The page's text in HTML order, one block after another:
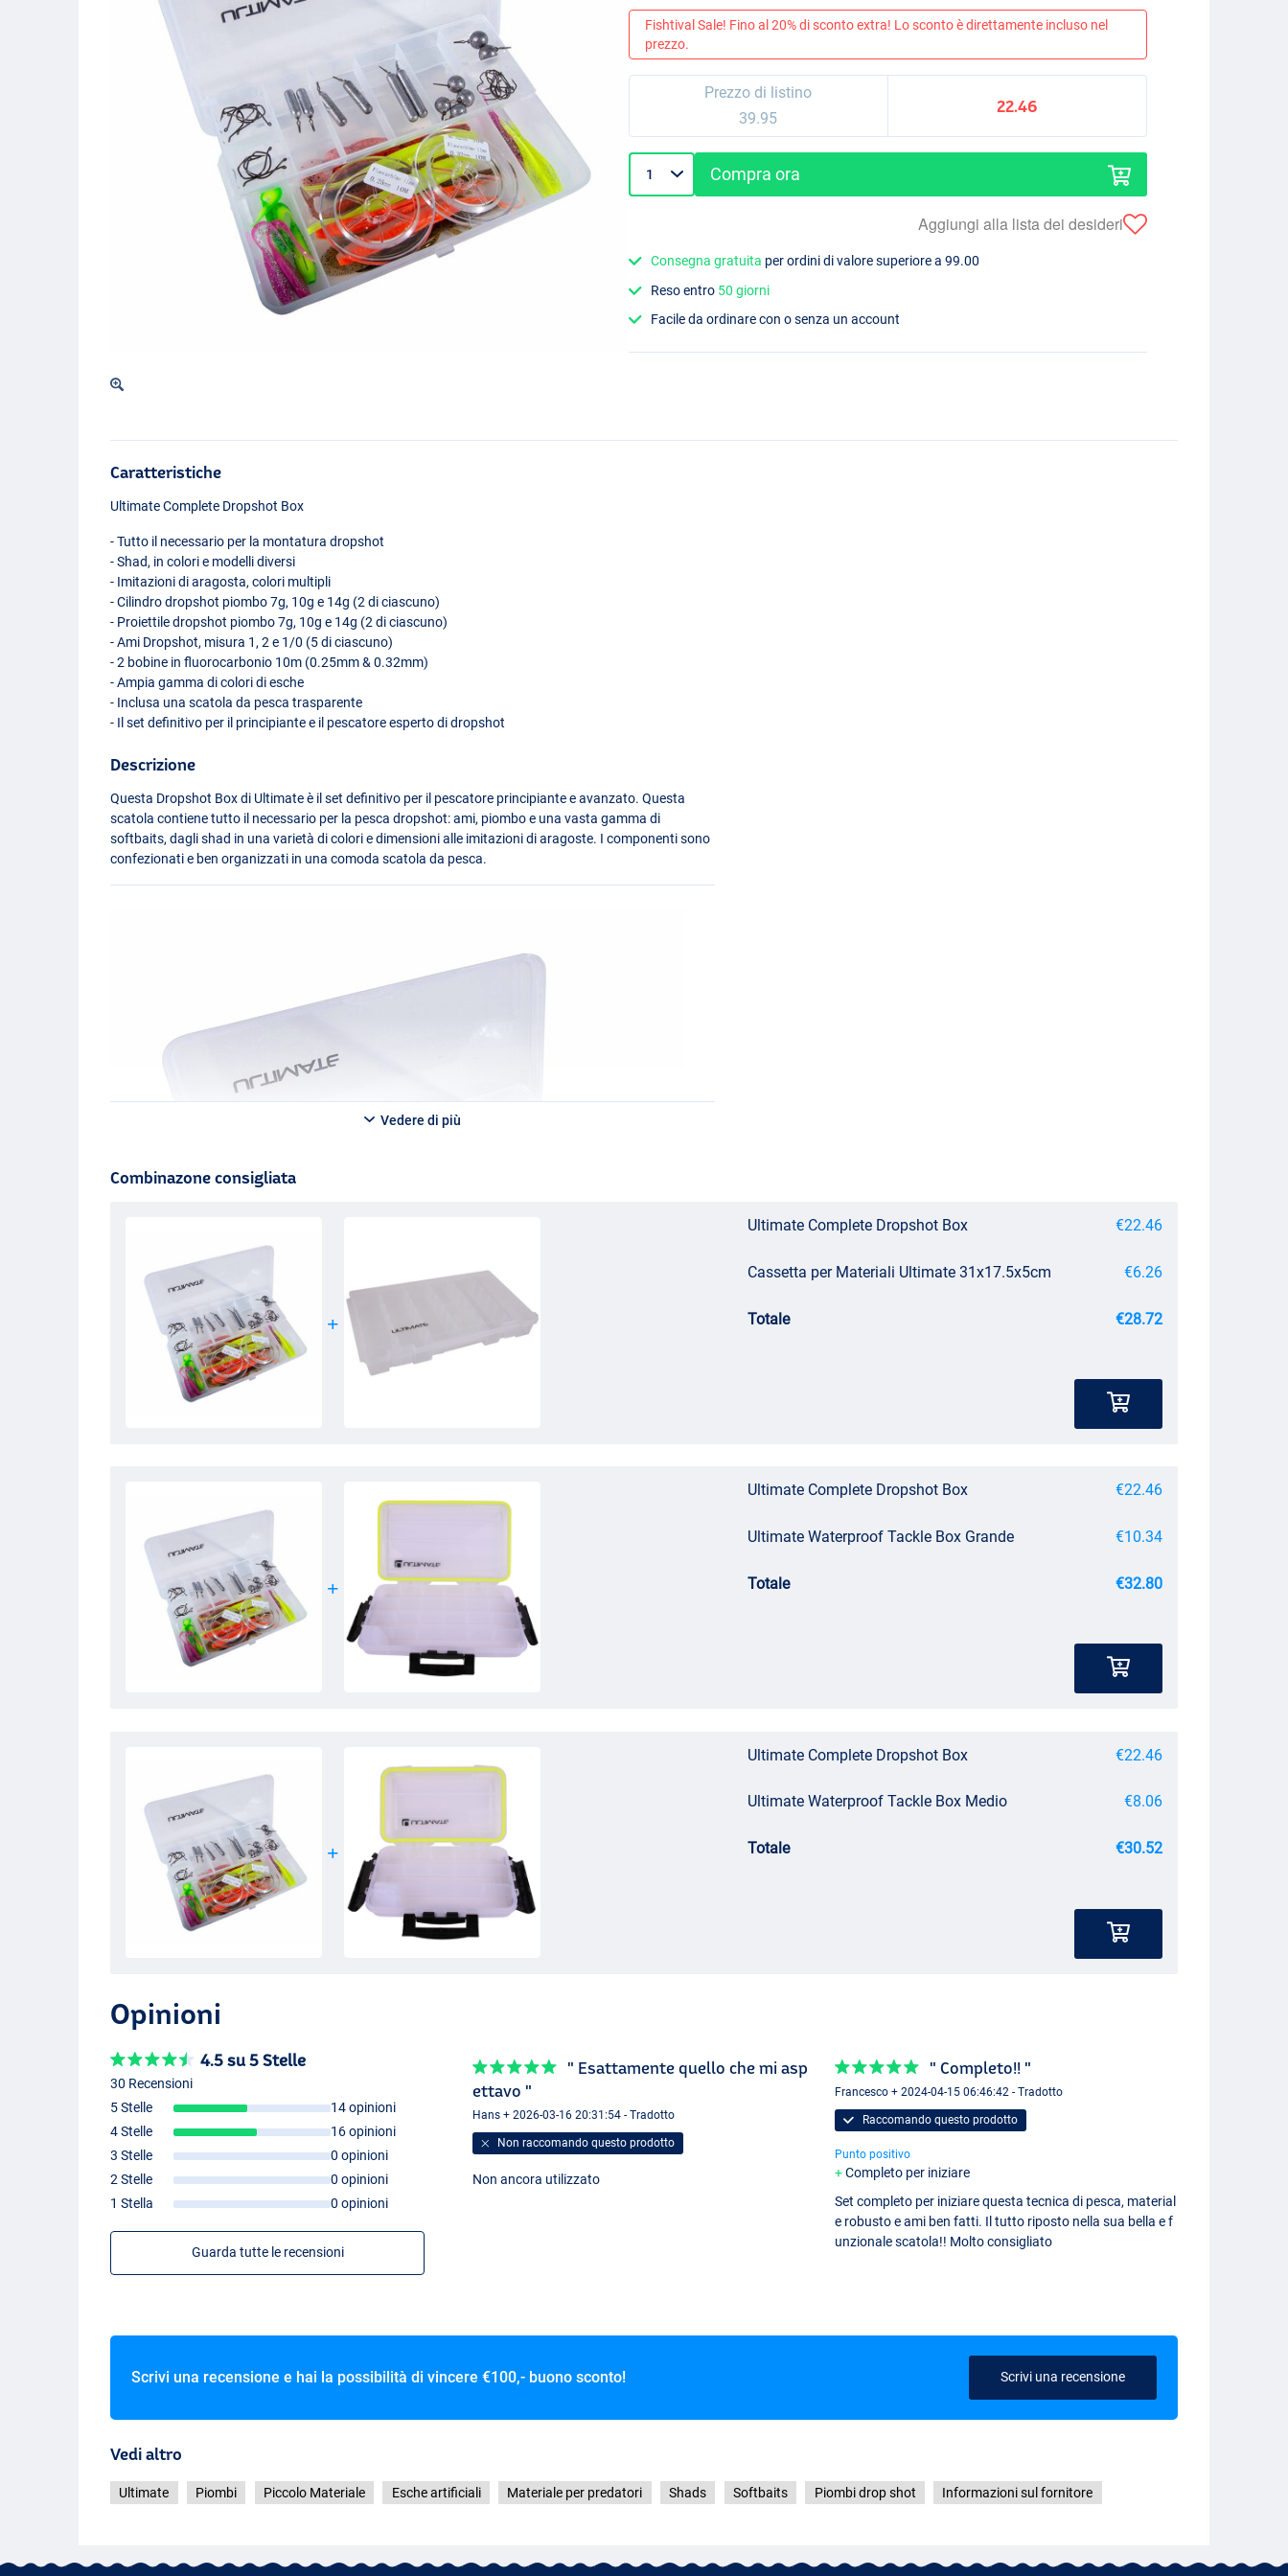
Fishtival Sale! Fino al 20% di sconto extra! Lo sconto è direttamente incluso nel
prezzo.
Prezzo di listino
39.95
22.46
Compra ora
Aggiungi alla lista dei desideri
Consegna gratuita per ordini di valore superiore a 99.00
Reso entro 50 giorni
Facile da ordinare con o senza un account
Caratteristiche
Ultimate Complete Dropshot Box
- Tutto il necessario per la montatura dropshot
- Shad, in colori e modelli diversi
- Imitazioni di aragosta, colori multipli
- Cilindro dropshot piombo 7g, 10g e 14g (2 di ciascuno)
- Proiettile dropshot piombo 7g, 10g e 14g (2 di ciascuno)
- Ami Dropshot, misura 1, 2 e 1/0 (5 di ciascuno)
- 2 bobine in fluorocarbonio 10m (0.25mm & 0.32mm)
- Ampia gamma di colori di esche
- Inclusa una scatola da pesca trasparente
- Il set definitivo per il principiante e il pescatore esperto di dropshot
Descrizione
Questa Dropshot Box di Ultimate è il set definitivo per il pescatore principiante e avanzato. Questa
scatola contiene tutto il necessario per la pesca dropshot: ami, piombo e una vasta gamma di
softbaits, dagli shad in una varietà di colori e dimensioni alle imitazioni di aragoste. I componenti sono
confezionati e ben organizzati in una comoda scatola da pesca.
Vedere di più
Combinazone consigliata
Ultimate Complete Dropshot Box €22.46
Cassetta per Materiali Ultimate 31x17.5x5cm €6.26
Totale €28.72
Ultimate Complete Dropshot Box €22.46
Ultimate Waterproof Tackle Box Grande €10.34
Totale €32.80
Ultimate Complete Dropshot Box €22.46
Ultimate Waterproof Tackle Box Medio €8.06
Totale €30.52
Opinioni
4.5 su 5 Stelle
30 Recensioni
5 Stelle
14 opinioni
4 Stelle
16 opinioni
3 Stelle
0 opinioni
2 Stelle
0 opinioni
1 Stella
0 opinioni
Guarda tutte le recensioni
" Esattamente quello che mi asp
ettavo "
Hans + 2026-03-16 20:31:54 - Tradotto
Non raccomando questo prodotto
Non ancora utilizzato
" Completo!! "
Francesco + 2024-04-15 06:46:42 - Tradotto
Raccomando questo prodotto
Punto positivo
Completo per iniziare
Set completo per iniziare questa tecnica di pesca, material
e robusto e ami ben fatti. Il tutto riposto nella sua bella e f
unzionale scatola!! Molto consigliato
Scrivi una recensione e hai la possibilità di vincere €100,- buono sconto! Scrivi una recensione
Vedi altro
Ultimate Piombi Piccolo Materiale Esche artificiali Materiale per predatori Shads Softbaits Piombi drop shot Informazioni sul fornitore